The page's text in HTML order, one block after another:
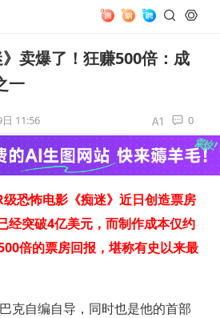
卖爆了！狂赚500倍：成
一
11:56 0
恐怖电影《痴迷》近日创造票房
经突破4亿美元，而制作成本仅约
倍的票房回报，堪称有史以来最
巴克自编自导，同时也是他的首部